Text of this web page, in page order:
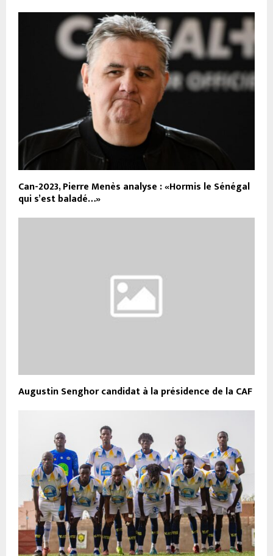
Can-2023, Pierre Menès analyse : «Hormis le Sénégal
qui s’est baladé…»
Augustin Senghor candidat à la présidence de la CAF